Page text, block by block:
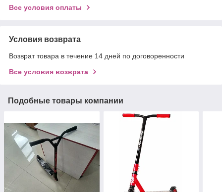
Все условия оплаты
Условия возврата
Возврат товара в течение 14 дней по договоренности
Все условия возврата
Подобные товары компании